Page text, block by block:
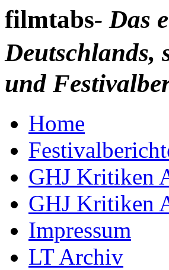
filmtabs- Das
und
Home
GHJ Kritiken
GHJ Kritiken
Impressum
LT Archiv